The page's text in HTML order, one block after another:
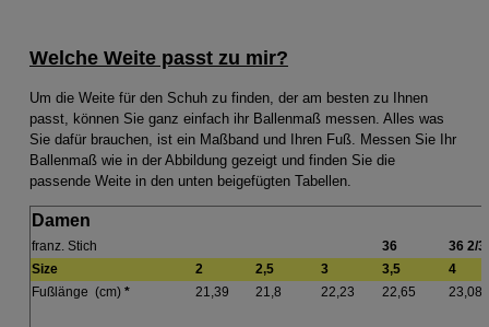
Welche Weite passt zu mir?
Um die Weite für den Schuh zu finden, der am besten zu Ihnen
passt, können Sie ganz einfach ihr Ballenmaß messen. Alles was
Sie dafür brauchen, ist ein Maßband und Ihren Fuß. Messen Sie Ihr
Ballenmaß wie in der Abbildung gezeigt und finden Sie die
passende Weite in den unten beigefügten Tabellen.
Damen
franz. Stich 36
36 2/3
Size
2 2,5 3 3,5
4
Fußlänge (cm) * 21,39 21,8 22,23 22,65 23,08